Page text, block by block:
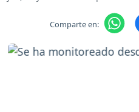
Comparte en: